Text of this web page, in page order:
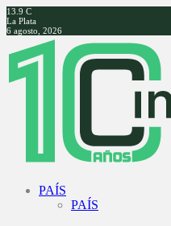
13.9 C
La Plata
6 agosto, 2026
Facebook
Twitter
Instagram
Youtube
PAÍS
PAÍS